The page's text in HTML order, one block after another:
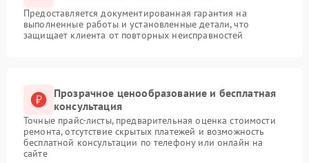
Предоставляется документированная гарантия на
выполненные работы и установленные детали, что
защищает клиента от повторных неисправностей
Прозрачное ценообразование и бесплатная
консультация
Точные прайс-листы, предварительная оценка стоимости
ремонта, отсутствие скрытых платежей и возможность
бесплатной консультации по телефону или онлайн на
сайте